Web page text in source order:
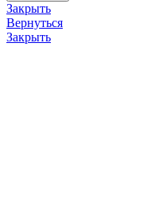
Закрыть
Вернуться
Закрыть